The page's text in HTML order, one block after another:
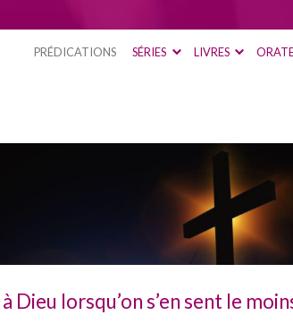
PRÉDICATIONS SÉRIES LIVRES
Dieu lorsqu’on s’en sent le